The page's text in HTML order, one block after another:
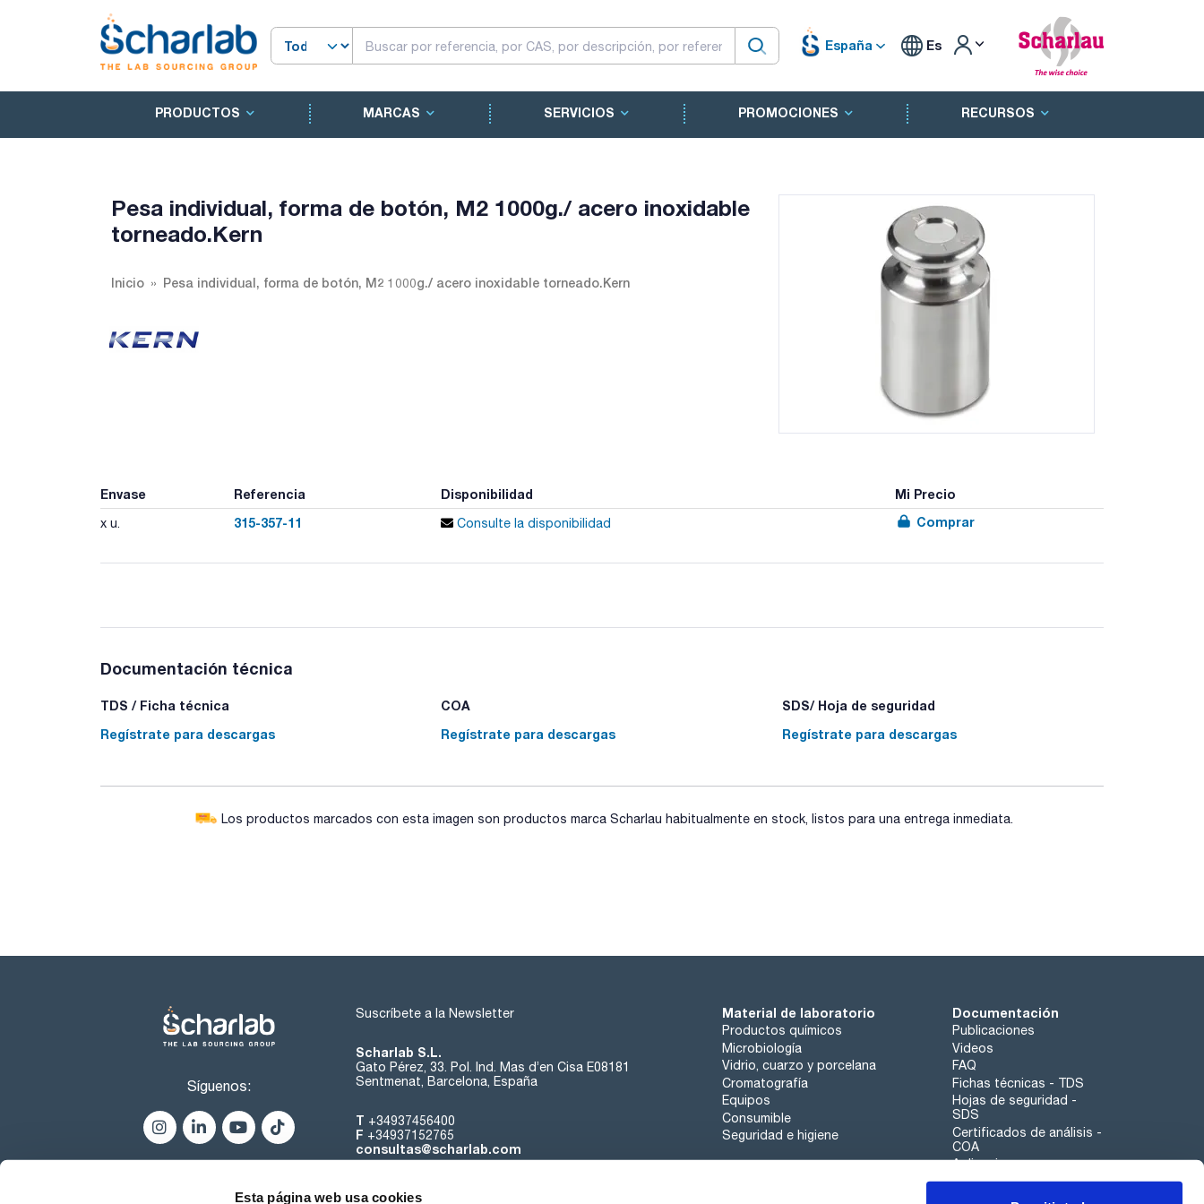
Esta página web usa cookies
España Es
PRODUCTOS MARCAS SERVICIOS PROMOCIONES RECURSOS
Pesa individual, forma de botón, M2 1000g./ acero inoxidable
torneado.Kern
Inicio Pesa individual, forma de botón, M2 1000g./ acero inoxidable torneado.Kern
Envase Referencia Disponibilidad Mi Precio
x u. 315-357-11 Consulte la disponibilidad Comprar
Documentación técnica
TDS / Ficha técnica
Regístrate para descargas
COA
Regístrate para descargas
SDS/ Hoja de seguridad
Regístrate para descargas
Los productos marcados con esta imagen son productos marca Scharlau habitualmente en stock, listos para una entrega inmediata.
Síguenos:
Suscríbete a la Newsletter
Scharlab S.L.
Gato Pérez, 33. Pol. Ind. Mas d’en Cisa E08181
Sentmenat, Barcelona, España
T +34937456400
F +34937152765
consultas@scharlab.com
Material de laboratorio
Productos químicos
Microbiología
Vidrio, cuarzo y porcelana
Cromatografía
Equipos
Consumible
Seguridad e higiene
Documentación
Publicaciones
Videos
FAQ
Fichas técnicas - TDS
Hojas de seguridad -
SDS
Certificados de análisis -
COA
Aplicaciones
Tabla Periódica